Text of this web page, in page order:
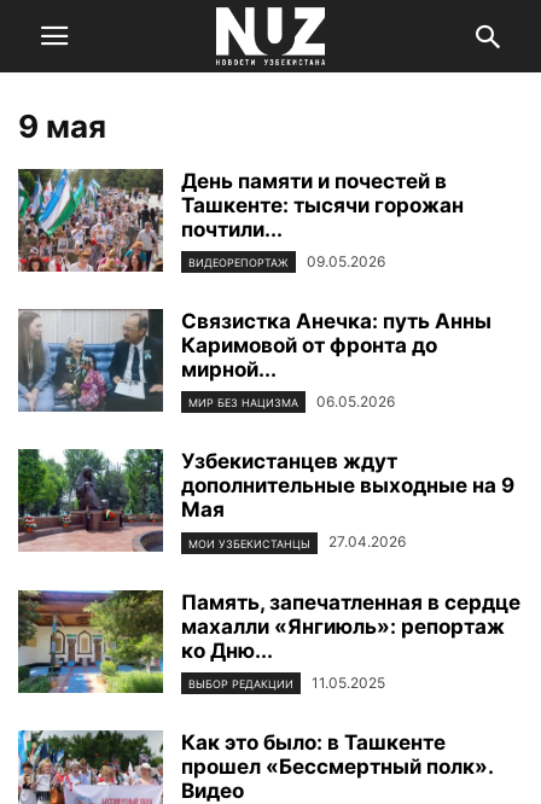
9 мая
День памяти и почестей в
Ташкенте: тысячи горожан
почтили...
ВИДЕОРЕПОРТАЖ 09.05.2026
Связистка Анечка: путь Анны
Каримовой от фронта до
мирной...
МИР БЕЗ НАЦИЗМА 06.05.2026
Узбекистанцев ждут
дополнительные выходные на 9
Мая
МОИ УЗБЕКИСТАНЦЫ 27.04.2026
Память, запечатленная в сердце
махалли «Янгиюль»: репортаж
ко Дню...
ВЫБОР РЕДАКЦИИ 11.05.2025
Как это было: в Ташкенте
прошел «Бессмертный полк».
Видео